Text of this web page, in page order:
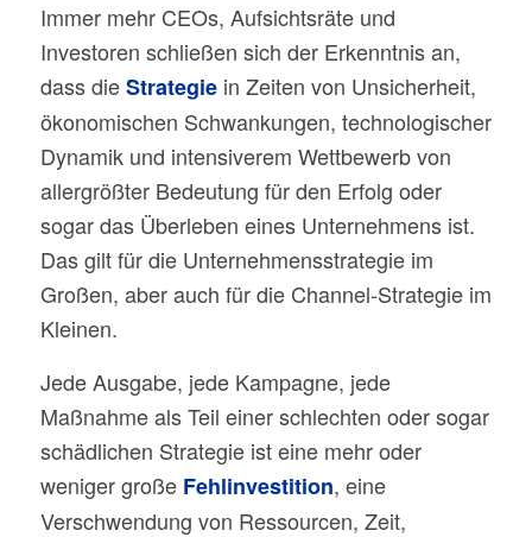
Immer mehr CEOs, Aufsichtsräte und
Investoren schließen sich der Erkenntnis an,
dass dieStrategiein Zeiten von Unsicherheit,
ökonomischen Schwankungen, technologischer
Dynamik und intensiverem Wettbewerb von
allergrößter Bedeutung für den Erfolg oder
sogar das Überleben eines Unternehmens ist.
Das gilt für die Unternehmensstrategie im
Großen, aber auch für die Channel-Strategie im
Kleinen.
Jede Ausgabe, jede Kampagne, jede
Maßnahme als Teil einer schlechten oder sogar
schädlichen Strategie ist eine mehr oder
weniger große Fehlinvestition, eine
Verschwendung von Ressourcen, Zeit,